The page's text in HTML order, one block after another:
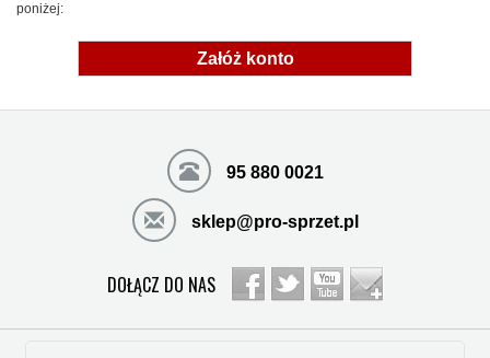
poniżej:
Załóż konto
95 880 0021
sklep@pro-sprzet.pl
DOŁĄCZ DO NAS